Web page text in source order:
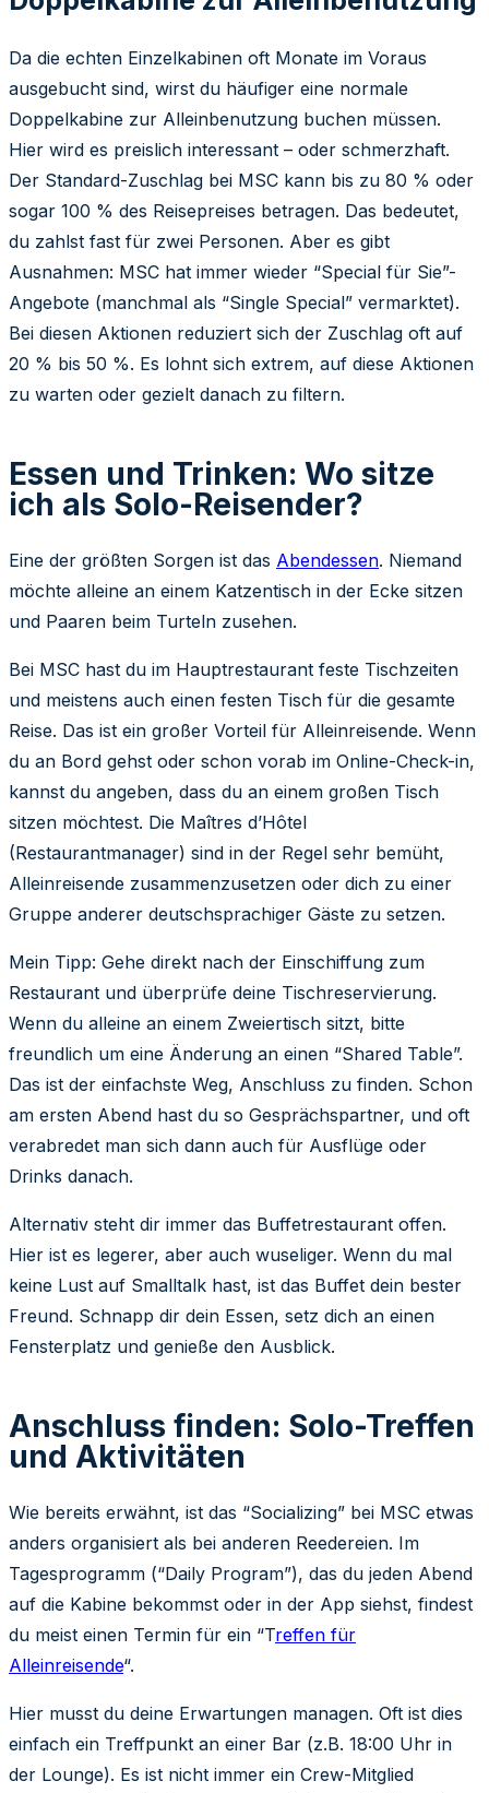
Da die echten Einzelkabinen oft Monate im Voraus
ausgebucht sind, wirst du häufiger eine normale
Doppelkabine zur Alleinbenutzung buchen müssen.
Hier wird es preislich interessant – oder schmerzhaft.
Der Standard-Zuschlag bei MSC kann bis zu 80 % oder
sogar 100 % des Reisepreises betragen. Das bedeutet,
du zahlst fast für zwei Personen. Aber es gibt
Ausnahmen: MSC hat immer wieder “Special für Sie”-
Angebote (manchmal als “Single Special” vermarktet).
Bei diesen Aktionen reduziert sich der Zuschlag oft auf
20 % bis 50 %. Es lohnt sich extrem, auf diese Aktionen
zu warten oder gezielt danach zu filtern.
Essen und Trinken: Wo sitze
ich als Solo-Reisender?
Eine der größten Sorgen ist das Abendessen. Niemand
möchte alleine an einem Katzentisch in der Ecke sitzen
und Paaren beim Turteln zusehen.
Bei MSC hast du im Hauptrestaurant feste Tischzeiten
und meistens auch einen festen Tisch für die gesamte
Reise. Das ist ein großer Vorteil für Alleinreisende. Wenn
du an Bord gehst oder schon vorab im Online-Check-in,
kannst du angeben, dass du an einem großen Tisch
sitzen möchtest. Die Maîtres d’Hôtel
(Restaurantmanager) sind in der Regel sehr bemüht,
Alleinreisende zusammenzusetzen oder dich zu einer
Gruppe anderer deutschsprachiger Gäste zu setzen.
Mein Tipp: Gehe direkt nach der Einschiffung zum
Restaurant und überprüfe deine Tischreservierung.
Wenn du alleine an einem Zweiertisch sitzt, bitte
freundlich um eine Änderung an einen “Shared Table”.
Das ist der einfachste Weg, Anschluss zu finden. Schon
am ersten Abend hast du so Gesprächspartner, und oft
verabredet man sich dann auch für Ausflüge oder
Drinks danach.
Alternativ steht dir immer das Buffetrestaurant offen.
Hier ist es legerer, aber auch wuseliger. Wenn du mal
keine Lust auf Smalltalk hast, ist das Buffet dein bester
Freund. Schnapp dir dein Essen, setz dich an einen
Fensterplatz und genieße den Ausblick.
Anschluss finden: Solo-Treffen
und Aktivitäten
Wie bereits erwähnt, ist das “Socializing” bei MSC etwas
anders organisiert als bei anderen Reedereien. Im
Tagesprogramm (“Daily Program”), das du jeden Abend
auf die Kabine bekommst oder in der App siehst, findest
du meist einen Termin für ein “Treffen für
Alleinreisende“.
Hier musst du deine Erwartungen managen. Oft ist dies
einfach ein Treffpunkt an einer Bar (z.B. 18:00 Uhr in
der Lounge). Es ist nicht immer ein Crew-Mitglied